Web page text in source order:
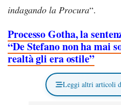
indagando la Procura“.
Processo Gotha, la
“De Stefano non ha mai
realtà gli era ostile”
Leggi altri articoli